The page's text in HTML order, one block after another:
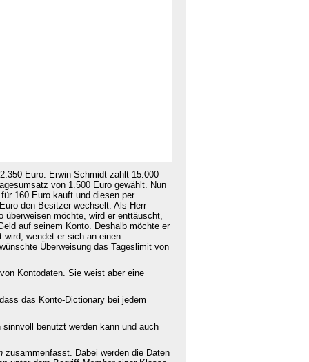
Euro. Erwin Schmidt zahlt 15.000
von 1.500 Euro gewählt. Nun
160 Euro kauft und diesen per
den Besitzer wechselt. Als Herr
möchte, wird er enttäuscht,
auf seinem Konto. Deshalb möchte er
wird, wendet er sich an einen
Überweisung das Tageslimit von
Kontodaten. Sie weist aber eine
das Konto-Dictionary bei jedem
benutzt werden kann und auch
zusammenfasst. Dabei werden die Daten